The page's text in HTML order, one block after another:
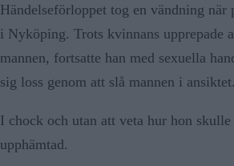
Händelseförloppet tog en vändning
i Nyköping. Trots kvinnans upprepade
mannen, fortsatte han med sexuella
sig loss genom att slå mannen i ansiktet.
I chock och utan att veta hur hon
upphämtad.